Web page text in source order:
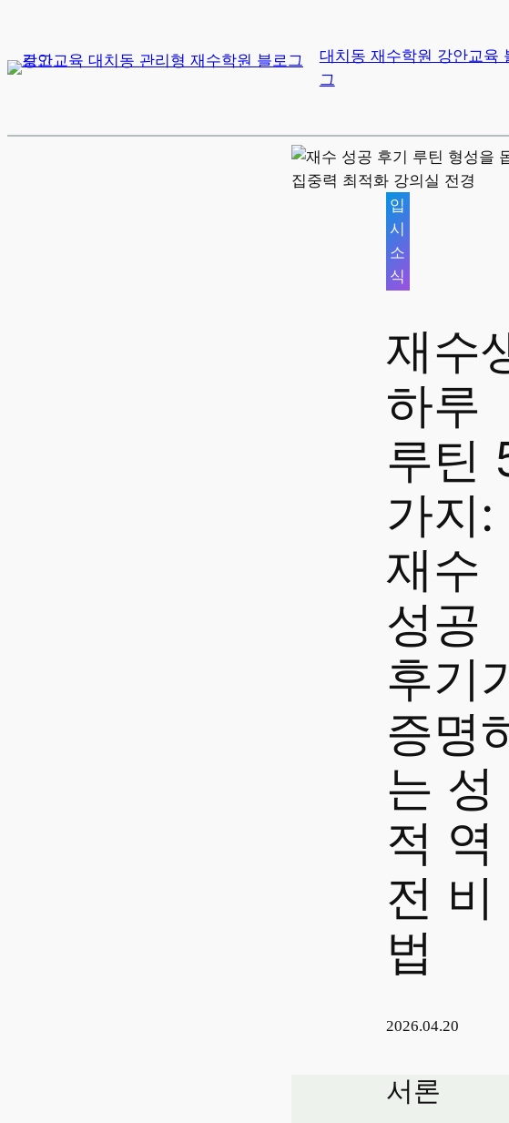
대치동 재수학원 강안교육
그
입
시
소
식
재수
하루
루틴
가지:
재수
성공
후기
증명
는 성
적 역
전 비
법
2026.04.20
서론